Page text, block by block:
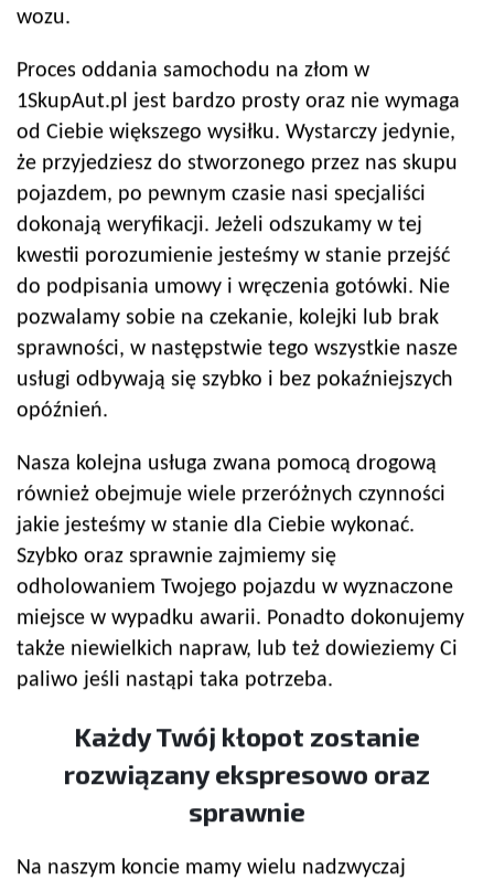
wozu.
Proces oddania samochodu na złom w
1SkupAut.pl jest bardzo prosty oraz nie wymaga
od Ciebie większego wysiłku. Wystarczy jedynie,
że przyjedziesz do stworzonego przez nas skupu
pojazdem, po pewnym czasie nasi specjaliści
dokonają weryfikacji. Jeżeli odszukamy w tej
kwestii porozumienie jesteśmy w stanie przejść
do podpisania umowy i wręczenia gotówki. Nie
pozwalamy sobie na czekanie, kolejki lub brak
sprawności, w następstwie tego wszystkie nasze
usługi odbywają się szybko i bez pokaźniejszych
opóźnień.
Nasza kolejna usługa zwana pomocą drogową
również obejmuje wiele przeróżnych czynności
jakie jesteśmy w stanie dla Ciebie wykonać.
Szybko oraz sprawnie zajmiemy się
odholowaniem Twojego pojazdu w wyznaczone
miejsce w wypadku awarii. Ponadto dokonujemy
także niewielkich napraw, lub też dowieziemy Ci
paliwo jeśli nastąpi taka potrzeba.
Każdy Twój kłopot zostanie
rozwiązany ekspresowo oraz
sprawnie
Na naszym koncie mamy wielu nadzwyczaj